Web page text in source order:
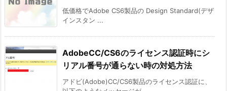
低価格でAdobe CS6製品の Design Standard(デザ
インスタン ...
AdobeCC/CS6のライセンス認証時にシ
リアル番号が通らない時の対処方法
アドビ(Adobe)CC/CS6製品のライセンス認証に、